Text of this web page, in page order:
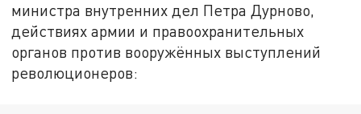
министра внутренних дел Петра Дурново,
действиях армии и правоохранительных
органов против вооружённых выступлений
революционеров: